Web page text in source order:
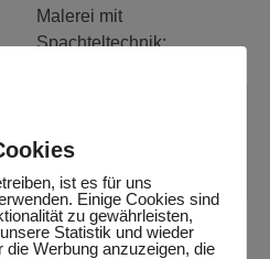
Malerei mit
Spachteltechnik: ...
Elementare Malerei –
Basiswissen –
ist es für uns
Einige Cookies sind
zu gewährleisten,
Statistik und wieder
die Werbung anzuzeigen, die